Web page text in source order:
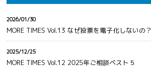
2026/01/30
MORE TIMES Vol.13 なぜ投票を電子化しないの？
2025/12/25
MORE TIMES Vol.12 2025年ご相談ベスト５